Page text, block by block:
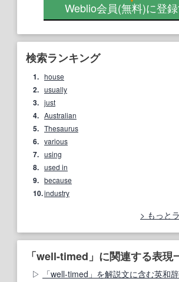
Weblio会員(無料)に登
検索ランキング
1. house
2. usually
3. just
4. Australian
5. Thesaurus
6. various
7. using
8. used in
9. because
10.industry
もっと
「well-timed」に関連する表現
「well-timed」を解説文に含む英和